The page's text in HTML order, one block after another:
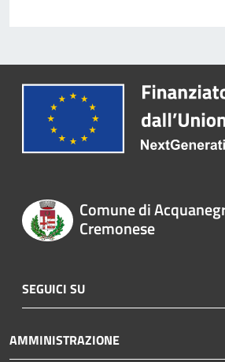
Comune di
Cremonese
SEGUICI SU
AMMINISTRAZIONE